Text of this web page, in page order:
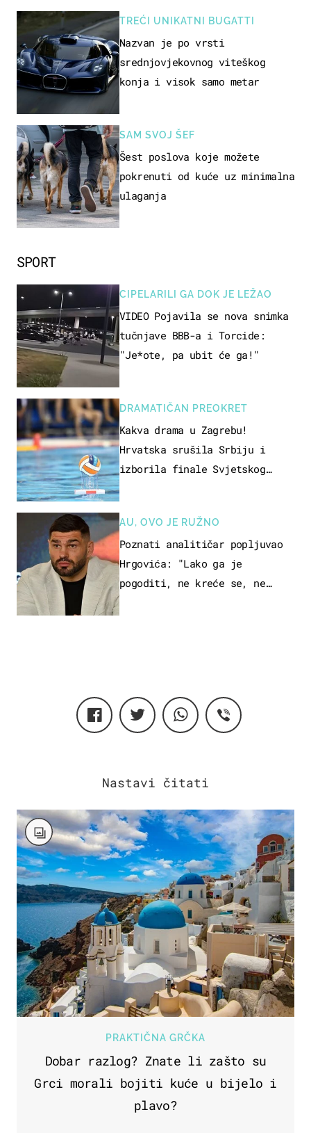
SPORT
CIPELARILI GA DOK JE LEŽAO
VIDEO Pojavila se nova snimka
tučnjave BBB-a i Torcide:
"Je*ote, pa ubit će ga!"
DRAMATIČAN PREOKRET
Kakva drama u Zagrebu!
Hrvatska srušila Srbiju i
izborila finale Svjetskog
AU, OVO JE RUŽNO
Poznati analitičar popljuvao
Hrgovića: "Lako ga je
pogoditi, ne kreće se, ne
TREĆI UNIKATNI BUGATTI
Nazvan je po vrsti
srednjovjekovnog viteškog
konja i visok samo metar
SAM SVOJ ŠEF
Šest poslova koje možete
pokrenuti od kuće uz minimalna
ulaganja
PRAKTIČNA GRČKA
Dobar razlog? Znate li zašto su
Grci morali bojiti kuće u bijelo i
plavo?